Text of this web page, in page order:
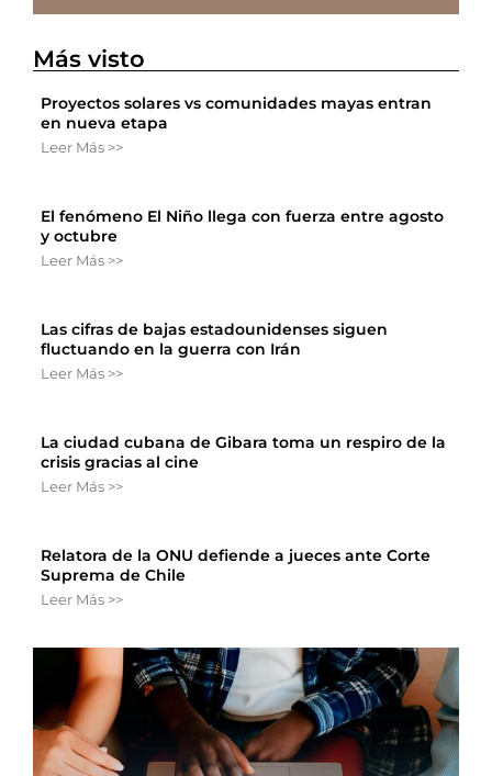
Más visto
Proyectos solares vs comunidades mayas entran
en nueva etapa
Leer Más >>
El fenómeno El Niño llega con fuerza entre agosto
y octubre
Leer Más >>
Las cifras de bajas estadounidenses siguen
fluctuando en la guerra con Irán
Leer Más >>
La ciudad cubana de Gibara toma un respiro de la
crisis gracias al cine
Leer Más >>
Relatora de la ONU defiende a jueces ante Corte
Suprema de Chile
Leer Más >>